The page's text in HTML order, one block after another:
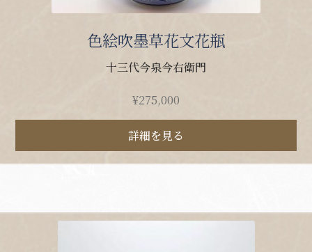
色絵吹墨草花文花瓶
十三代今泉今右衛門
¥275,000
詳細を見る